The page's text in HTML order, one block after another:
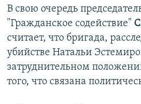
В свою очередь
"Гражданское содействие"
считает, что бригада,
убийстве Натальи
затруднительном
того, что связана